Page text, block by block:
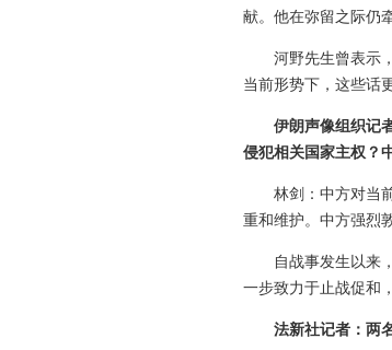
献。他在弥留之际仍
河野先生曾表示
当前形势下，这些话
伊朗声像组织记
侵犯相关国家主权？
林剑：中方对当
重和维护。中方强烈
自战事发生以来
一步致力于止战促和
法新社记者：两